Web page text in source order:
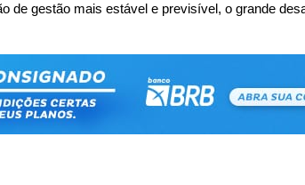
de gestão mais estável e previsível, o grande